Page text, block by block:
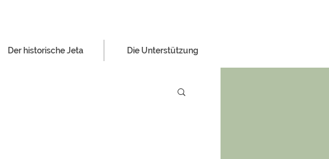
Der historische Jeta Die Unterstützung